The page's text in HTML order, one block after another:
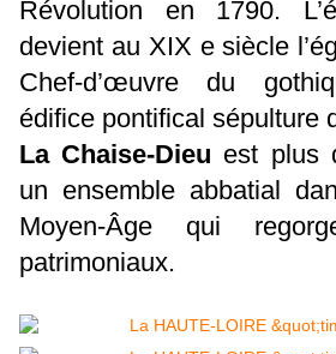
Révolution en 1790.
devient au XIX e siècle
Chef-d’œuvre du
édifice pontifical sépulture
La Chaise-Dieu est plus
un ensemble abbatial
Moyen-Âge qui
patrimoniaux.